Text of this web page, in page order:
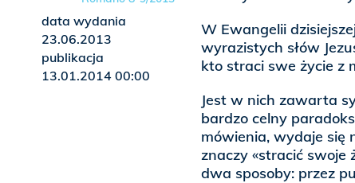
W Ewangelii
wyrazistych słów
kto straci swe życie z
Jest w nich zawarta
bardzo celny
mówienia, wydaje się
znaczy «stracić swoje
dwa sposoby: przez
data wydania
23.06.2013
publikacja
13.01.2014 00:00